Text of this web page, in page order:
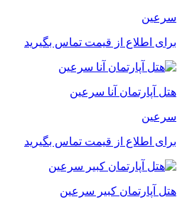
سرعین
برای اطلاع از قیمت تماس بگیرید
هتل آپارتمان آنا سرعین
سرعین
برای اطلاع از قیمت تماس بگیرید
هتل آپارتمان کبیر سرعین